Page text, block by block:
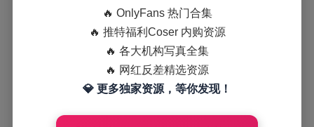
🔥 OnlyFans 热门合集
🔥 推特福利Coser 内购资源
🔥 各大机构写真全集
🔥 网红反差精选资源
💎 更多独家资源，等你发现！